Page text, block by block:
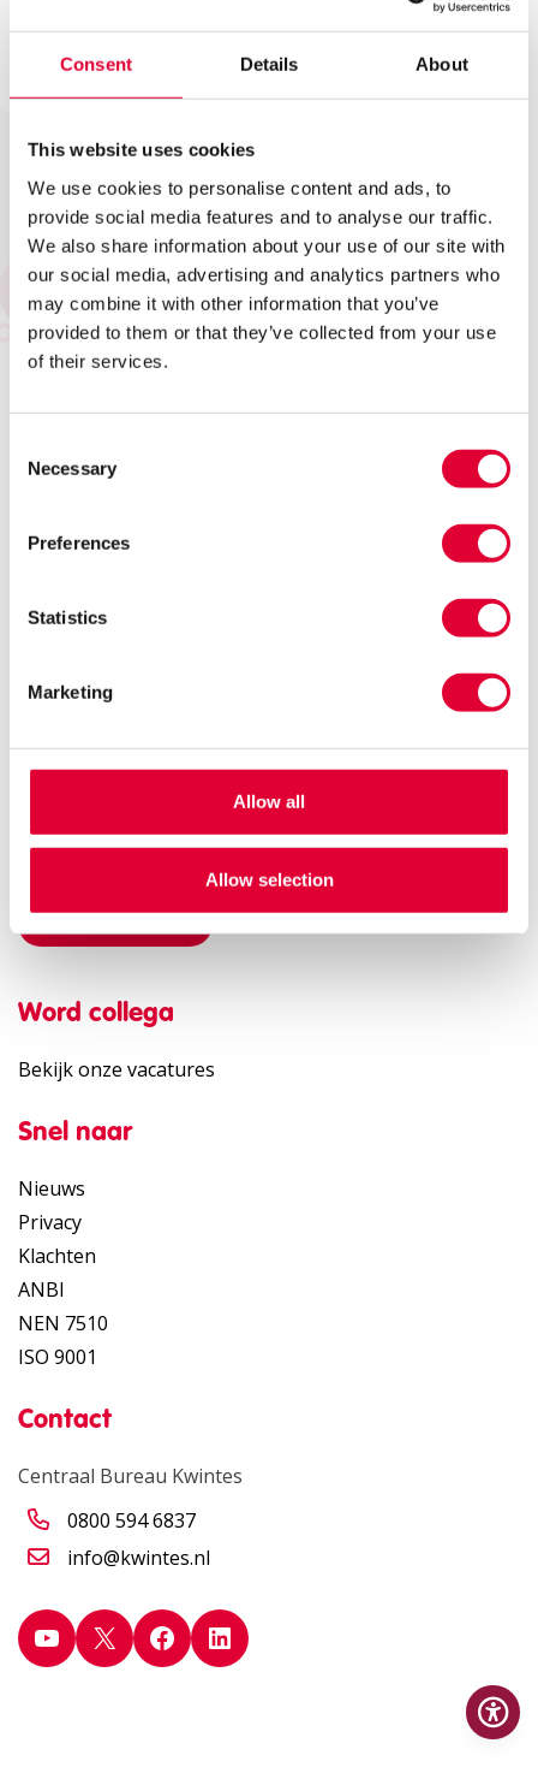
Consent Details About
This website uses cookies
We use cookies to personalise content and ads, to
provide social media features and to analyse our traffic.
We also share information about your use of our site with
our social media, advertising and analytics partners who
may combine it with other information that you’ve
provided to them or that they’ve collected from your use
of their services.
Selection
Necessary
Preferences
Statistics
Marketing
Allow all
Allow selection
Ons team van begeleiders werkt ook buiten de crisisopvang zelf.
Het team bestaat uit ervaren jongerenwerkers die jou helpen in
diverse situaties. Ook wanneer je wel wat hulp thuis kunt
gebruiken. En om te voorkomen dat de crisisopvang voor jou
nodig is. Zij zorgen er met jou voor dat de belangrijkste zaken
Waar vind je ons?
Neuweg 95.
E-mail:regiokantoorgooienvechstreek@kwintes.nl
Hulp nodig?
Word collega
Bekijk onze vacatures
Snel naar
Nieuws
Privacy
Klachten
ANBI
NEN 7510
ISO 9001
Contact
Centraal Bureau Kwintes
0800 594 6837
info@kwintes.nl
YouTube
X FacebookLinkedIn